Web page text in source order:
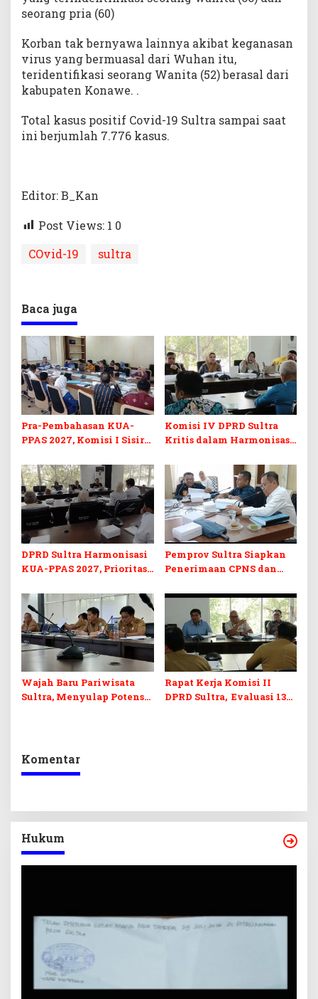
seorang pria (60)
Korban tak bernyawa lainnya akibat keganasan
virus yang bermuasal dari Wuhan itu,
teridentifikasi seorang Wanita (52) berasal dari
kabupaten Konawe. .
Total kasus positif Covid-19 Sultra sampai saat
ini berjumlah 7.776 kasus.
Editor: B_Kan
Post Views: 1 0
COvid-19
sultra
Baca juga
Pra-Pembahasan KUA-
PPAS 2027, Komisi I Sisir
Berkelanjutan
Komisi IV DPRD Sultra
Kritis dalam Harmonisasi
Perubahan APBD 2026
DPRD Sultra Harmonisasi
KUA-PPAS 2027, Prioritas
dan Pelunasan Utang
Infrastruktur
Pemprov Sultra Siapkan
Penerimaan CPNS dan
Desak Formasi Disabilitas
Wajah Baru Pariwisata
Sultra, Menyulap Potensi
Rapat Kerja Komisi II
DPRD Sultra, Evaluasi 13
Komentar
Hukum